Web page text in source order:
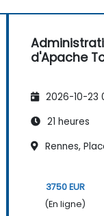
d'Apache
2026-10-23
21 heures
Rennes,
3750 EUR
(En ligne)